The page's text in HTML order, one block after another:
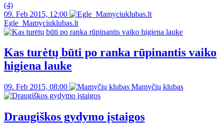
(4)
09. Feb 2015, 12:00
Egle_Mamyciuklubas.lt
Kas turėtų būti po ranka rūpinantis vaiko
higiena lauke
09. Feb 2015, 08:00 Mamyčių klubas
Draugiškos gydymo įstaigos